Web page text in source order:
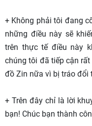
+ Không phải tôi đang
những điều này sẽ
trên thực tế điều này
chúng tôi đã tiếp cận
đồ Zin nữa vì bị tráo đổi
+ Trên đây chỉ là lời
bạn! Chúc bạn thành